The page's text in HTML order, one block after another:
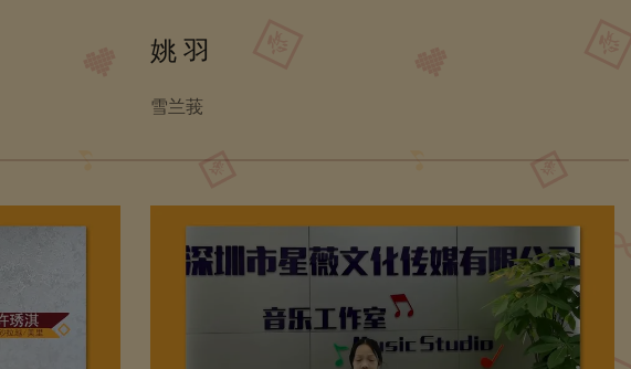
姚 羽
雪兰莪